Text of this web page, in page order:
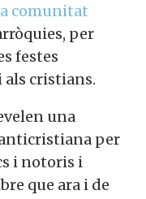
comunitat
per
festes
cristians.
una
per
i notoris i
que ara i de